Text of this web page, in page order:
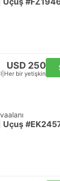
USD 250
Her bir yetişkin
Uçuş